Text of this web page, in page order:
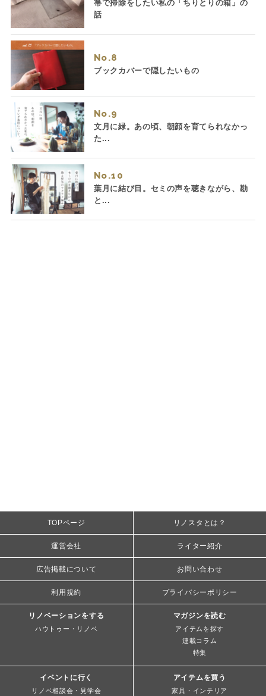
箒で掃除をしたい私の「ちりとりの箱」の
話
No.
ブックカバーで隠したいもの
No.
文月に緑。あの頃、朝顔を育てられなかっ
た...
No.
葉月に結び目。セミの声を聴きながら、勘
と...
TOPページ リノスタとは？
運営会社 ライター紹介
広告掲載について お問い合わせ
利用規約 プライバシーポリシー
リノベーションをする
ハウトゥー・リノベ
マガジンを読む
アイテムを探す
連載コラム
特集
イベントに行く
リノベ相談会・見学会
アイテムを買う
家具・インテリア